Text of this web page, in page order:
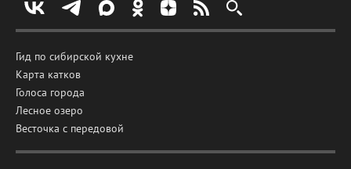
Гид по сибирской кухне
Карта катков
Голоса города
Лесное озеро
Весточка с передовой